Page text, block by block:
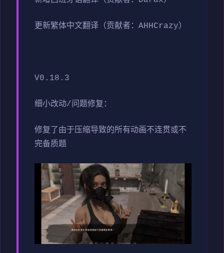
更新繁体中文翻译（贡献者：AHHCrazy）
V0.18.3
细小改动/问题修复：
修复了由于压缩导致的所有动画不连贯或不
完备质题